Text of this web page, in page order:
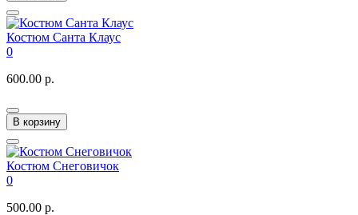
Костюм Санта Клаус
0
600.00 р.
В корзину
Костюм Снеговичок
0
500.00 р.